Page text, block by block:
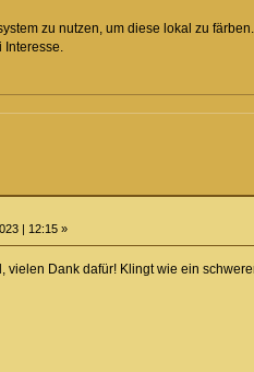
zu nutzen, um diese lokal zu färben.
Interesse.
| 12:15 »
Dank dafür! Klingt wie ein